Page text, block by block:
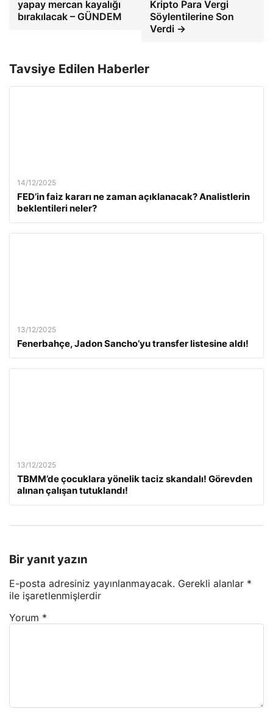
yapay mercan kayalığı
bırakılacak – GÜNDEM
Kripto Para Vergi
Söylentilerine Son
Verdi →
Tavsiye Edilen Haberler
14/12/2025
FED’in faiz kararı ne zaman açıklanacak? Analistlerin
beklentileri neler?
13/12/2025
Fenerbahçe, Jadon Sancho’yu transfer listesine aldı!
13/12/2025
TBMM’de çocuklara yönelik taciz skandalı! Görevden
alınan çalışan tutuklandı!
Bir yanıt yazın
E-posta adresiniz yayınlanmayacak. Gerekli alanlar *
ile işaretlenmişlerdir
Yorum *